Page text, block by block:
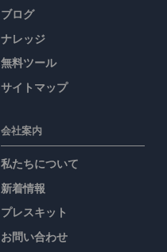
ブログ
ナレッジ
無料ツール
サイトマップ
会社案内
私たちについて
新着情報
プレスキット
お問い合わせ